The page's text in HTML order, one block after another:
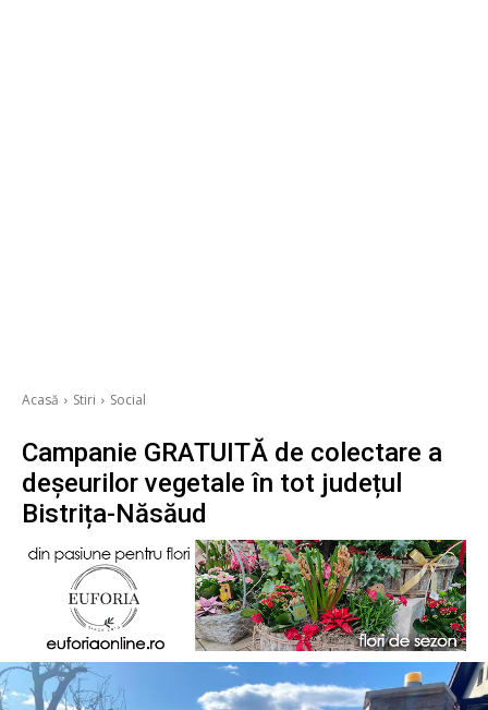
Acasă Stiri Social
Campanie GRATUITĂ de colectare a
deșeurilor vegetale în tot județul
Bistrița-Năsăud